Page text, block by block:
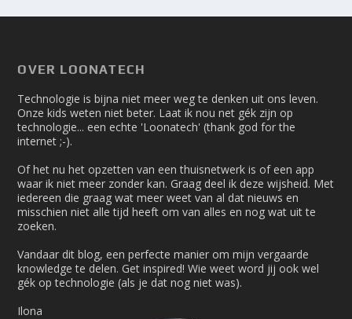
OVER LOONATECH
Technologie is bijna niet meer weg te denken uit ons leven.
Onze kids weten niet beter. Laat ik nou net gék zijn op
technologie... een echte 'Loonatech' (thank god for the
internet ;-).
Of het nu het opzetten van een thuisnetwerk is of een app
waar ik niet meer zonder kan. Graag deel ik deze wijsheid. Met
iedereen die graag wat meer weet van al dat nieuws en
misschien niet alle tijd heeft om van alles en nog wat uit te
zoeken.
Vandaar dit blog, een perfecte manier om mijn vergaarde
knowledge te delen. Get inspired! Wie weet word jij ook wel
gék op technologie (als je dat nog niet was).
Ilona